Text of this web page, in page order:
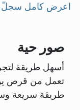
اعرض كامل سجلّ
صور حية
أسهل طريقة
تعمل من قرص
طريقة سريعة